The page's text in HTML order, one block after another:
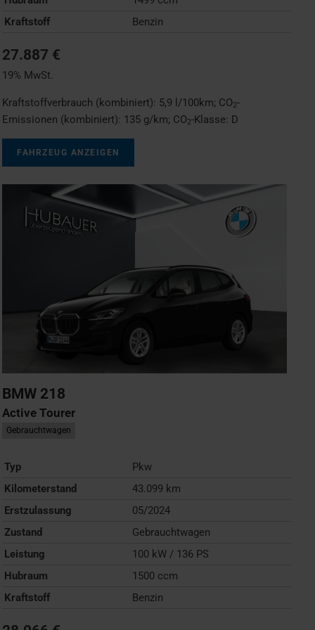
Kraftstoff
Benzin
27.887 €
19% MwSt.
Kraftstoffverbrauch (kombiniert): 5,9 l/100km; CO2-
Emissionen (kombiniert): 135 g/km; CO2-Klasse: D
FAHRZEUG ANZEIGEN
BMW 218
Active Tourer
Gebrauchtwagen
Typ
Pkw
Kilometerstand
43.099 km
Erstzulassung
05/2024
Zustand
Gebrauchtwagen
Leistung
100 kW / 136 PS
Hubraum
1500 ccm
Kraftstoff
Benzin